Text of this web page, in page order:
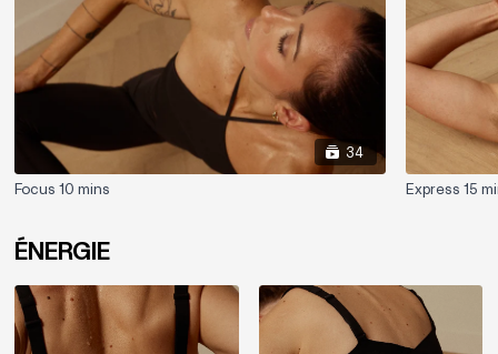
34
Focus 10 mins Express 15
ÉNERGIE